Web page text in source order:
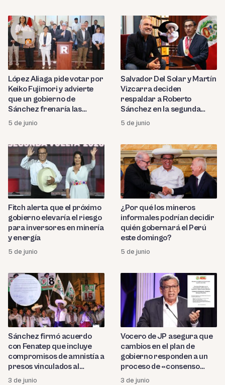
López Aliaga pide votar por
Keiko Fujimori y advierte
que un gobierno de
Sánchez frenaría las
inversiones
5 de junio
Salvador Del Solar y Martín
Vizcarra deciden
respaldar a Roberto
Sánchez en la segunda
vuelta
5 de junio
Fitch alerta que el próximo
gobierno elevaría el riesgo
para inversores en minería
y energía
5 de junio
¿Por qué los mineros
informales podrían decidir
quién gobernará el Perú
este domingo?
5 de junio
Sánchez firmó acuerdo
con Fenatep que incluye
compromisos de amnistía a
presos vinculados al
Movadef
3 de junio
Vocero de JP asegura que
cambios en el plan de
gobierno responden a un
proceso de «consenso
político»
3 de junio